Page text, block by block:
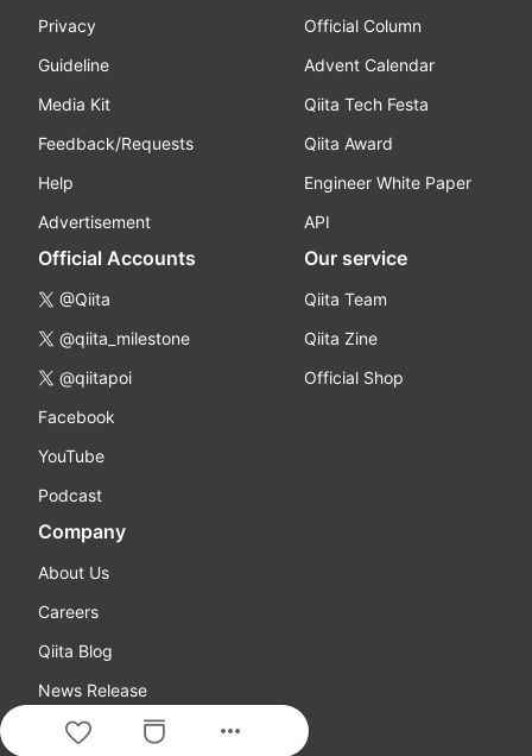
more_horiz
Privacy
Guideline
Media Kit
Feedback/Requests
Help
Advertisement
Official Column
Advent Calendar
Qiita Tech Festa
Qiita Award
Engineer White Paper
API
Official Accounts
@Qiita
@qiita_milestone
@qiitapoi
Facebook
YouTube
Podcast
Our service
Qiita Team
Qiita Zine
Official Shop
Company
About Us
Careers
Qiita Blog
News Release